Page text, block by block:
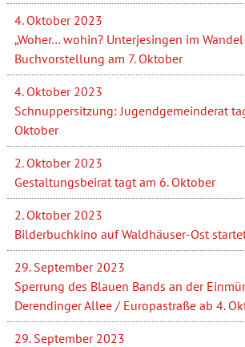
4. Oktober 2023
„Woher… wohin? Unterjesingen im Wandel
Buchvorstellung am 7. Oktober
4. Oktober 2023
Schnuppersitzung: Jugendgemeinderat
Oktober
2. Oktober 2023
Gestaltungsbeirat tagt am 6. Oktober
2. Oktober 2023
Bilderbuchkino auf Waldhäuser-Ost
29. September 2023
Sperrung des Blauen Bands an der
Derendinger Allee / Europastraße ab 4.
29. September 2023